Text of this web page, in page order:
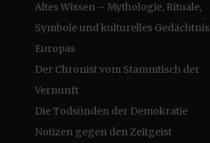
Altes Wissen – Mythologie, Rituale,
Symbole und kulturelles Gedächtnis
Europas
Der Chronist vom Stammtisch der
Vernunft
Die Todsünden der Demokratie
Notizen gegen den Zeitgeist